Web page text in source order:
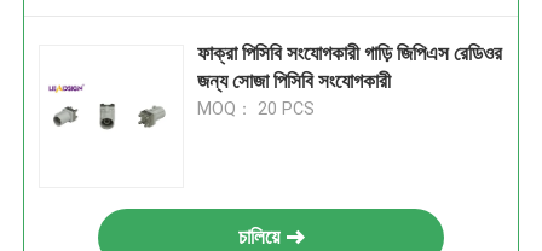
ফাক্রা পিসিবি সংযোগকারী গাড়ি জিপিএস রেডিওর
জন্য সোজা পিসিবি সংযোগকারী
MOQ： 20 PCS
চালিয়ে